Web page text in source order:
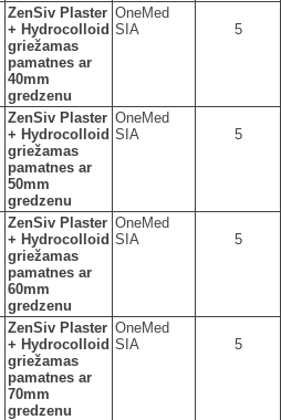
ZenSiv Plaster
+ Hydrocolloid
griežamas
pamatnes ar
40mm
gredzenu
OneMed
SIA
5
ZenSiv Plaster
+ Hydrocolloid
griežamas
pamatnes ar
50mm
gredzenu
OneMed
SIA
5
ZenSiv Plaster
+ Hydrocolloid
griežamas
pamatnes ar
60mm
gredzenu
OneMed
SIA
5
ZenSiv Plaster
+ Hydrocolloid
griežamas
pamatnes ar
70mm
gredzenu
OneMed
SIA
5